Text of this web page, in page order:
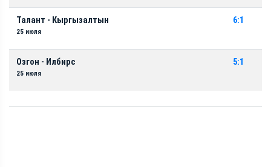
Талант - Кыргызалтын
25 июля
6:1
Озгон - Илбирс
25 июля
5:1